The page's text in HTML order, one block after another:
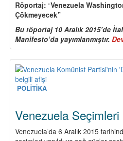
Röportaj: “Venezuela
Çökmeyecek”
Bu röportaj 10 Aralık 2015’de
Manifesto’da yayımlanmıştır.
POLİTİKA
Venezuela
Venezuela’da 6 Aralık 2015